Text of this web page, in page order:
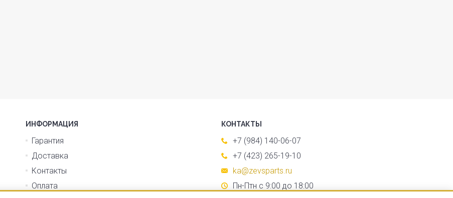
ИНФОРМАЦИЯ
Гарантия
Доставка
Контакты
Оплата
КОНТАКТЫ
+7 (984) 140-06-07
+7 (423) 265-19-10
ka@zevsparts.ru
Пн-Птн с 9:00 до 18:00